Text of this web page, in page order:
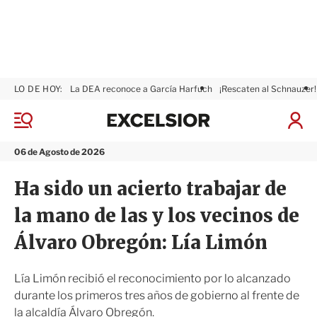
M
n
06 de Agosto de 2026
LO DE HOY: La DEA reconoce a García Harfuch ¡Rescaten al Schnauzer!
I
S
x
s
i
r
Ha sido un acierto trabajar de
la mano de las y los vecinos de
Álvaro Obregón: Lía Limón
Lía Limón recibió el reconocimiento por lo alcanzado
durante los primeros tres años de gobierno al frente de
la alcaldía Álvaro Obregón.